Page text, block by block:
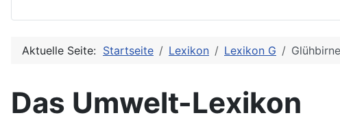
Aktuelle Seite: Startseite Lexikon Lexikon G Glühbirne
Das Umwelt-Lexikon